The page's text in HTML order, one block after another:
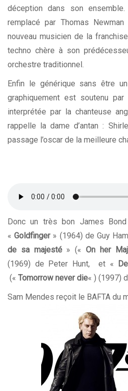
déception dans son
remplacé par Thomas
nouveau musicien de la
techno chère à son
orchestre traditionnel.
Enfin le générique sans être
graphiquement est soutenu
interprétée par la chanteuse
rappelle la dame d’antan :
passage l’oscar de la meilleure
Donc un très bon James
«Goldfinger» (1964) de Guy
de sa majesté» («On her
(1969) de Peter Hunt, et «
(« Tomorrow never die« ) (1997)
Sam Mendes reçoit le BAFTA du